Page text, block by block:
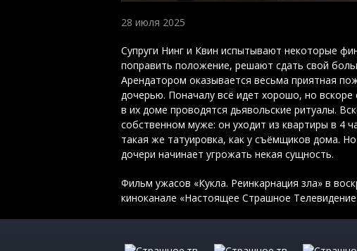
28 июля 2025
Супруги Нинг и Квин испытывают некоторые
поправить положение, решают сдать свой
Арендатором оказывается весьма приятная
дочерью. Поначалу всё идет хорошо, но
в их доме проводятся дьявольские ритуалы.
собственном муже: он уходит из квартиры в 4
такая же татуировка, как у съёмщиков дома.
дочери начинает угрожать некая сущность.
Фильм ужасов «Кукла. Реинкарнация зла» в
киноканале «Настоящее Страшное